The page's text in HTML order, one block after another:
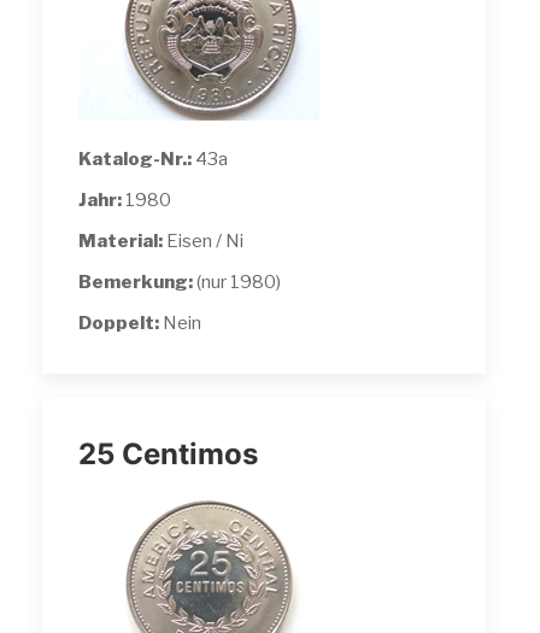
Katalog-Nr.: 43a
Jahr: 1980
Material: Eisen / Ni
Bemerkung:(nur 1980)
Doppelt: Nein
25 Centimos